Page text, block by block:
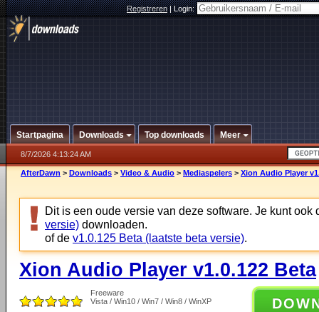
Registreren|Login:
Startpagina Downloads Top downloads Meer
8/7/2026 4:13:24 AM
AfterDawn > Downloads > Video & Audio > Mediaspelers > Xion Audio Player
Dit is een oude versie van deze software. Je kunt ook
versie) downloaden.
of de v1.0.125 Beta (laatste beta versie).
Xion Audio Player v1.0.122 Beta
Freeware
Vista / Win10 / Win7 / Win8 / WinXP